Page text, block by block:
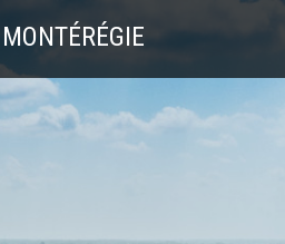
MONTÉRÉGIE